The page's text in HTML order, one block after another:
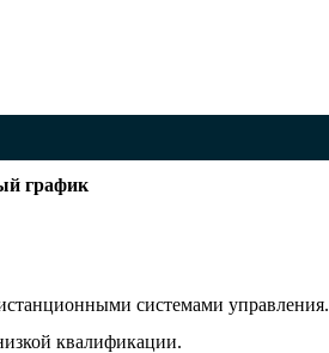
график
системами управления.
квалификации.